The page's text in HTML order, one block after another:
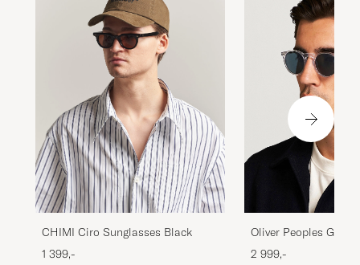
CHIMI Ciro Sunglasses Black
1 399,-
Oliver Peoples
Sunglasses Crystal/
2 999,-